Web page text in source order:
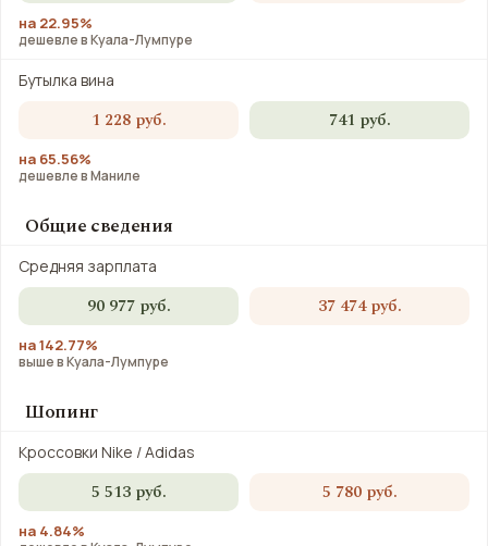
на 22.95%
дешевле в Куала-Лумпуре
Бутылка вина
1 228 руб. 741 руб.
на 65.56%
дешевле в Маниле
Общие сведения
Средняя зарплата
90 977 руб. 37 474 руб.
на 142.77%
выше в Куала-Лумпуре
Шопинг
Кроссовки Nike / Adidas
5 513 руб. 5 780 руб.
на 4.84%